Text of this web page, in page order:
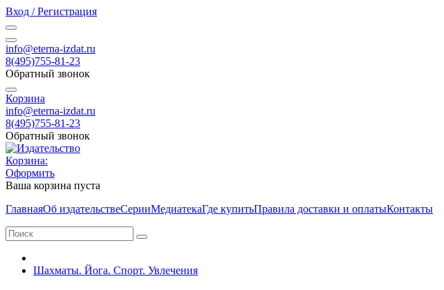
Вход / Регистрация
info@eterna-izdat.ru
8(495)755-81-23
Обратный звонок
Корзина
info@eterna-izdat.ru
8(495)755-81-23
Обратный звонок
Корзина:
Оформить
Ваша корзина пуста
ГлавнаяОб издательствеСерииМедиатекаГде купитьПравила доставки и оплатыКонтакты
Шахматы. Йога. Спорт. Увлечения